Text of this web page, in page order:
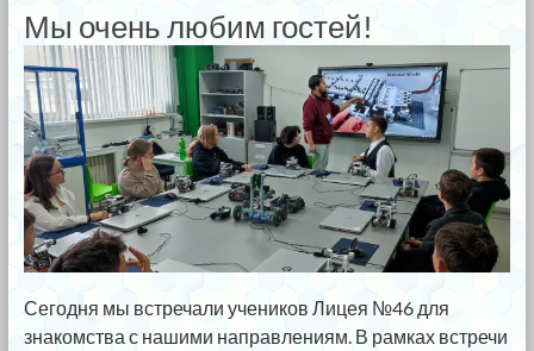
Мы очень любим гостей!
Сегодня мы встречали учеников Лицея №46 для
знакомства с нашими направлениям. В рамках встречи